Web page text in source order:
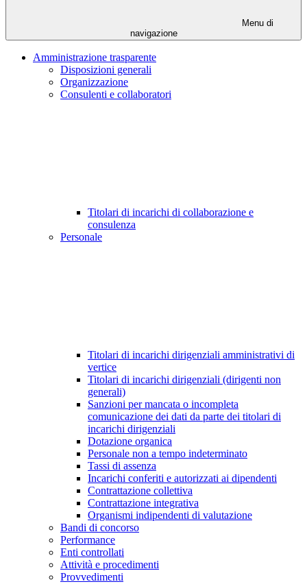
Menu di
navigazione
Amministrazione trasparente
Disposizioni generali
Organizzazione
Consulenti e collaboratori
Titolari di incarichi di collaborazione e
consulenza
Personale
Titolari di incarichi dirigenziali amministrativi di
vertice
Titolari di incarichi dirigenziali (dirigenti non
generali)
Sanzioni per mancata o incompleta
comunicazione dei dati da parte dei titolari di
incarichi dirigenziali
Dotazione organica
Personale non a tempo indeterminato
Tassi di assenza
Incarichi conferiti e autorizzati ai dipendenti
Contrattazione collettiva
Contrattazione integrativa
Organismi indipendenti di valutazione
Bandi di concorso
Performance
Enti controllati
Attività e procedimenti
Provvedimenti